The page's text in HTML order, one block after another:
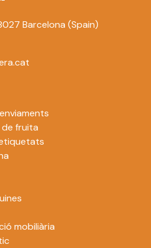
Barcelona (Spain)
de fruita
mobiliària